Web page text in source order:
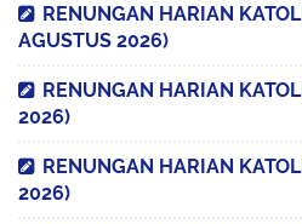
RENUNGAN HARIAN
AGUSTUS 2026)
RENUNGAN HARIAN
2026)
RENUNGAN HARIAN
2026)